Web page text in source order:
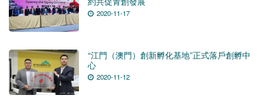
2020-11-17
“江門（澳門）創新孵化基地”正式落戶創孵中
心
2020-11-12